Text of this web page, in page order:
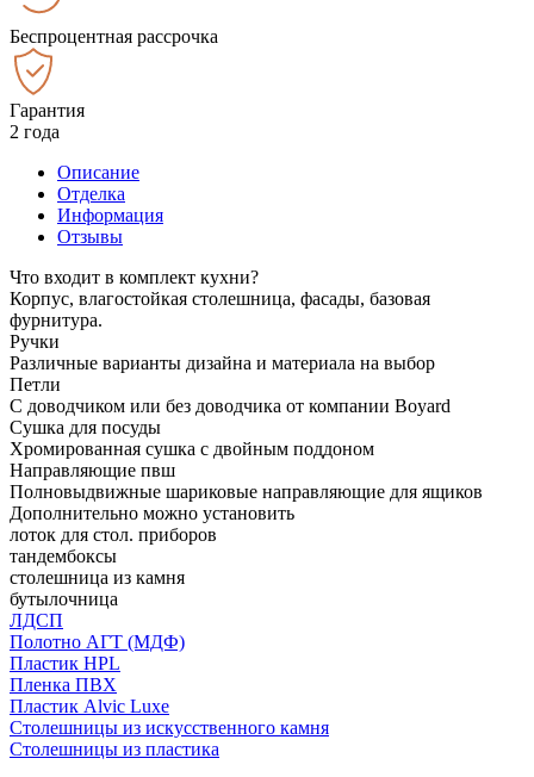
Беспроцентная рассрочка
Гарантия
2 года
Описание
Отделка
Информация
Отзывы
Что входит в комплект кухни?
Корпус, влагостойкая столешница, фасады, базовая
фурнитура.
Ручки
Различные варианты дизайна и материала на выбор
Петли
С доводчиком или без доводчика от компании Boyard
Сушка для посуды
Хромированная сушка с двойным поддоном
Направляющие пвш
Полновыдвижные шариковые направляющие для ящиков
Дополнительно можно установить
лоток для стол. приборов
тандембоксы
столешница из камня
бутылочница
ЛДСП
Полотно АГТ (МДФ)
Пластик HPL
Пленка ПВХ
Пластик Alvic Luxe
Столешницы из искусственного камня
Столешницы из пластика